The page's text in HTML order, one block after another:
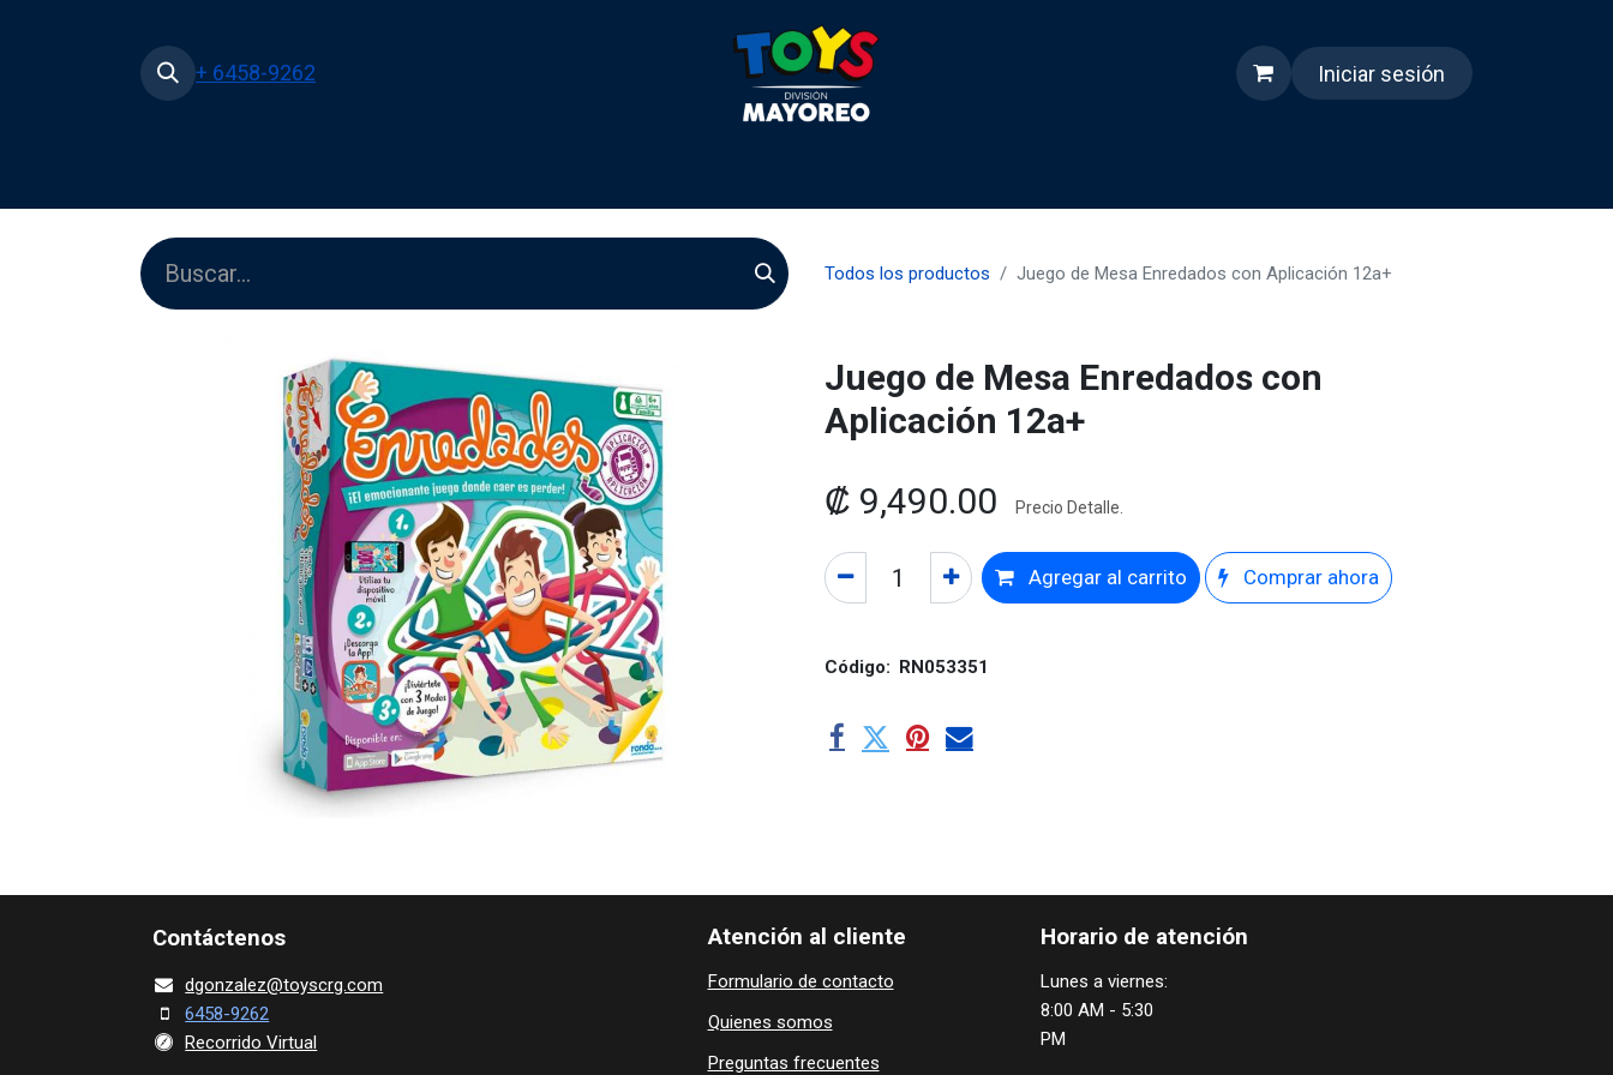
+ 6458-9262 Iniciar sesión
Todos los productos Juego de Mesa Enredados con Aplicación 12a+
Juego de Mesa Enredados con
Aplicación 12a+
₡ 9,490.00 Precio Detalle.
Agregar al carrito Comprar ahora
Código: RN053351
Contácte​nos
dgonza​lez@toy​scrg.c​o​m
6458-9262
Recorrido Virtual
Horario de atención
Lunes a viernes:
8:00 AM - 5:30
PM
Atención al cliente
Formulario de contacto
Quienes ​som​​​os
Preguntas frecuentes